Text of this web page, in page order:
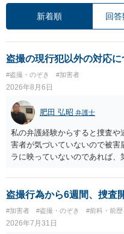
新着順 回
盗撮の現行犯以外の対応に
#盗撮・のぞき #加害者
2026年8月6日
肥田 弘昭 弁護士
私の弁護経験からすると捜査
害者が気づいていないので被害
ラに映っていないのであれば
座る女性を盗撮(全体像写真1枚
着や胸など強調したものでは
も捜査段階では性的姿態等撮
が私の弁護経験では多くなった
都道府県の迷惑防止条例違反に
盗撮行為から6週間、捜査
#加害者 #盗撮・のぞき #前科・前
2026年7月31日